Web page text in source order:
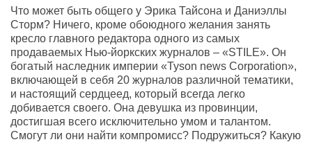
Что может быть общего у Эрика Тайсона и Даниэллы
Сторм? Ничего, кроме обоюдного желания занять
кресло главного редактора одного из самых
продаваемых Нью-йоркских журналов – «STILE». Он
богатый наследник империи «Tyson news Corporation»,
включающей в себя 20 журналов различной тематики,
и настоящий сердцеед, который всегда легко
добивается своего. Она девушка из провинции,
достигшая всего исключительно умом и талантом.
Смогут ли они найти компромисс? Подружиться? Какую